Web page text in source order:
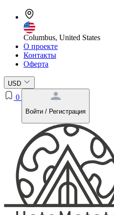
Columbus, United States
О проекте
Контакты
Оферта
USD
0
Войти / Регистрация